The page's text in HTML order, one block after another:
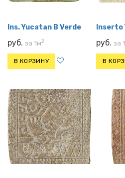
Ins. Yucatan B Verde
руб. за 1м2
В КОРЗИНУ
Inserto
руб. за
В